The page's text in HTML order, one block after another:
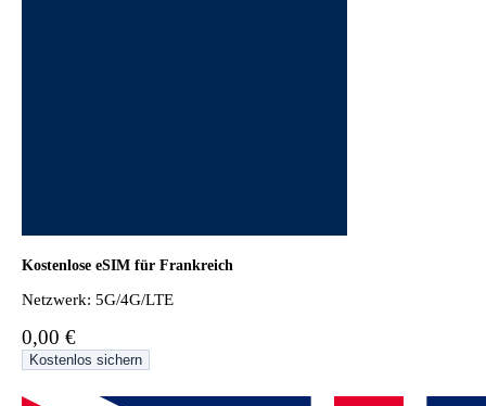
Kostenlose eSIM für Frankreich
Netzwerk: 5G/4G/LTE
0,00 €
Kostenlos sichern